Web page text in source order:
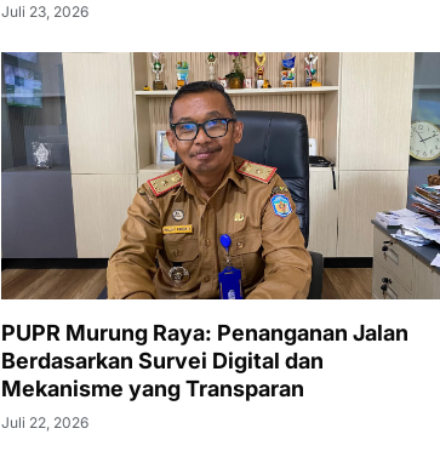
Juli 23, 2026
PUPR Murung Raya: Penanganan Jalan
Berdasarkan Survei Digital dan
Mekanisme yang Transparan
Juli 22, 2026